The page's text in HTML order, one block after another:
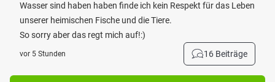
Wasser sind haben haben finde ich kein Respekt für das Leben
unserer heimischen Fische und die Tiere.
So sorry aber das regt mich auf!:)
vor 5 Stunden 16 Beiträge